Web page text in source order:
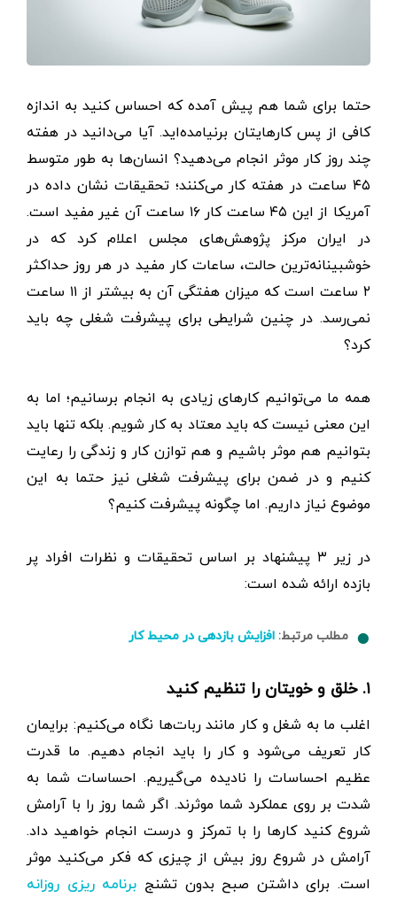
حتما برای شما هم پیش آمده که احساس کنید به اندازه
کافی از پس کارهایتان برنیامده‌اید. آیا می‌دانید در هفته
چند روز کار موثر انجام می‌دهید؟ انسان‌ها به طور متوسط
۴۵ ساعت در هفته کار می‌کنند؛ تحقیقات نشان داده در
آمریکا از این ۴۵ ساعت کار ۱۶ ساعت آن غیر مفید است.
در ایران مرکز پژوهش‌های مجلس اعلام کرد که در
خوشبینانه‌ترین حالت، ساعات کار مفید در هر روز حداکثر
۲ ساعت است که میزان هفتگی آن به بیشتر از ۱۱ ساعت
نمی‌رسد. در چنین شرایطی برای پیشرفت شغلی چه باید
کرد؟
همه ما می‌توانیم کارهای زیادی به انجام برسانیم؛ اما به
این معنی نیست که باید معتاد به کار شویم. بلکه تنها باید
بتوانیم هم موثر باشیم و هم توازن کار و زندگی را رعایت
کنیم و در ضمن برای پیشرفت شغلی نیز حتما به این
موضوع نیاز داریم. اما چگونه پیشرفت کنیم؟
در زیر ۳ پیشنهاد بر اساس تحقیقات و نظرات افراد پر
بازده ارائه شده است:
مطلب مرتبط: افزایش بازدهی در محیط کار
۱. خلق و خویتان را تنظیم کنید
اغلب ما به شغل و کار مانند ربات‌ها نگاه می‌کنیم: برایمان
کار تعریف می‌شود و کار را باید انجام دهیم. ما قدرت
عظیم احساسات را نادیده می‌گیریم. احساسات شما به
شدت بر روی عملکرد شما موثرند. اگر شما روز را با آرامش
شروع کنید کارها را با تمرکز و درست انجام خواهید داد.
آرامش در شروع روز بیش از چیزی که فکر می‌کنید موثر
است. برای داشتن صبح بدون تشنج برنامه ریزی روزانه